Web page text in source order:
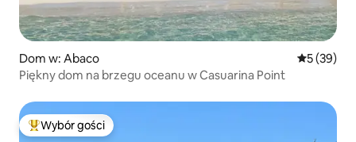
Dom w: Abaco Średnia
5 (39)
Piękny dom na brzegu oceanu w Casuarina Point
Najpopularniejsze z kategorii Wybór gości
Wybór gości